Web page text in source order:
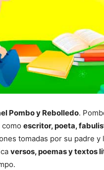
Pombo y Rebolledo.
escritor, poeta,
tomadas por su padre
versos, poemas y textos